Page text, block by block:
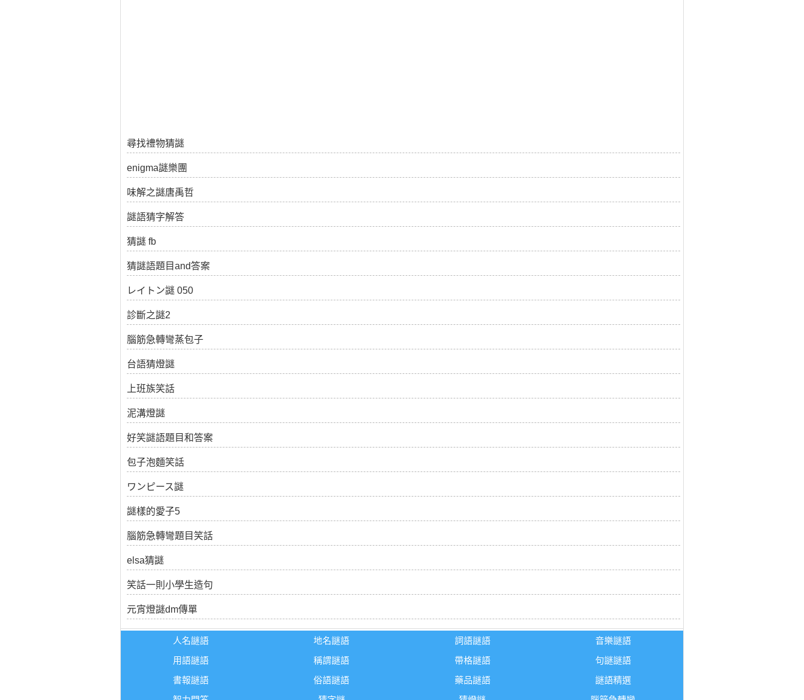
尋找禮物猜謎
enigma謎樂團
味解之謎唐禹哲
謎語猜字解答
猜謎 fb
猜謎語題目and答案
レイトン謎 050
診斷之謎2
腦筋急轉彎蒸包子
台語猜燈謎
上班族笑話
泥溝燈謎
好笑謎語題目和答案
包子泡麵笑話
ワンピース謎
謎樣的愛子5
腦筋急轉彎題目笑話
elsa猜謎
笑話一則小學生造句
元宵燈謎dm傳單
人名謎語 地名謎語 詞語謎語
音樂謎語
用語謎語
稱謂謎語 帶格謎語
句謎謎語
書報謎語
俗語謎語 藥品謎語
謎語精選